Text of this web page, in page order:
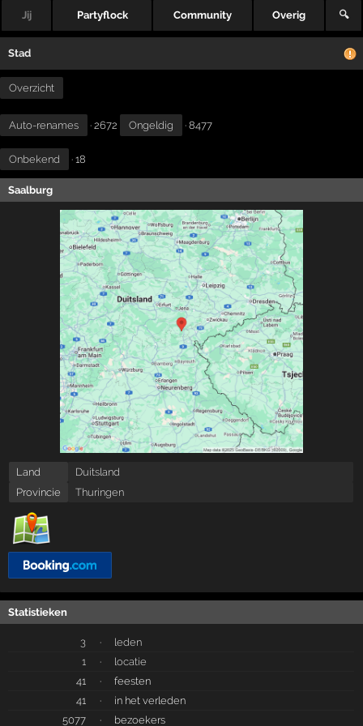
Jij Partyflock Community Overig 🔍
Stad
Overzicht
Auto-renames · 2672 Ongeldig · 8477
Onbekend · 18
Saalburg
Land
Duitsland
Provincie
Thuringen
Statistieken
3 ·
leden
1
·
locatie
41
·
feesten
41
·
in het verleden
5077
· bezoekers